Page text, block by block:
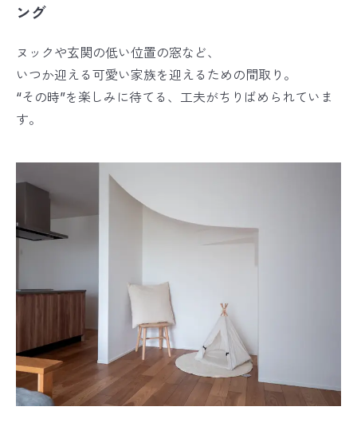
ング
ヌックや玄関の低い位置の窓など、
いつか迎える可愛い家族を迎えるための間取り。
“その時”を楽しみに待てる、工夫がちりばめられていま
す。